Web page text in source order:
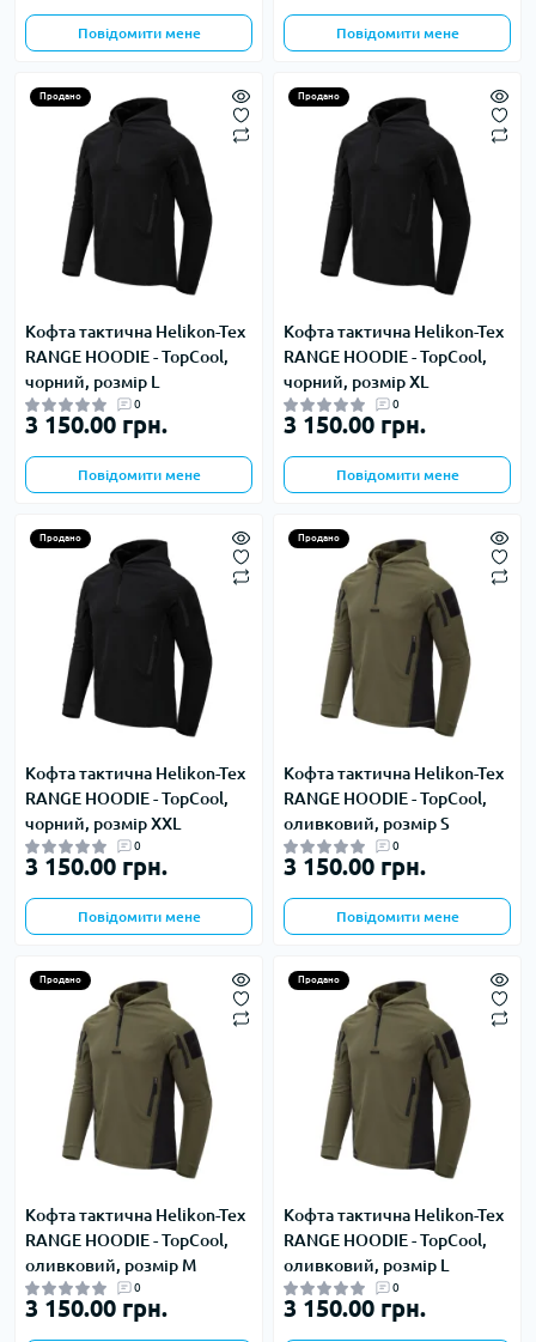
Повідомити мене Повідомити мене
Продано
Кофта тактична Helikon-Tex
RANGE HOODIE - TopCool,
чорний, розмір L
0
3 150.00 грн.
Повідомити мене
Продано
Кофта тактична Helikon-Tex
RANGE HOODIE - TopCool,
чорний, розмір XL
0
3 150.00 грн.
Повідомити мене
Продано
Кофта тактична Helikon-Tex
RANGE HOODIE - TopCool,
чорний, розмір XXL
0
3 150.00 грн.
Повідомити мене
Продано
Кофта тактична Helikon-Tex
RANGE HOODIE - TopCool,
оливковий, розмір S
0
3 150.00 грн.
Повідомити мене
Продано
Кофта тактична Helikon-Tex
RANGE HOODIE - TopCool,
оливковий, розмір M
0
3 150.00 грн.
Продано
Кофта тактична Helikon-Tex
RANGE HOODIE - TopCool,
оливковий, розмір L
0
3 150.00 грн.